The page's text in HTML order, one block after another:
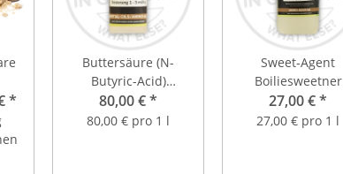
*
Buttersäure (N-
Butyric-Acid)
Rollservice
80,00 €*
80,00 € pro 1 l
Sweet-Agent
Boiliesweetner
Rollservice
27,00 €*
27,00 € pro 1 l